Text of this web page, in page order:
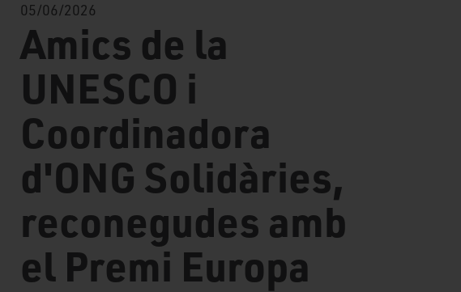
05/06/2026
Amics de la
UNESCO i
Coordinadora
d'ONG Solidàries,
reconegudes amb
el Premi Europa